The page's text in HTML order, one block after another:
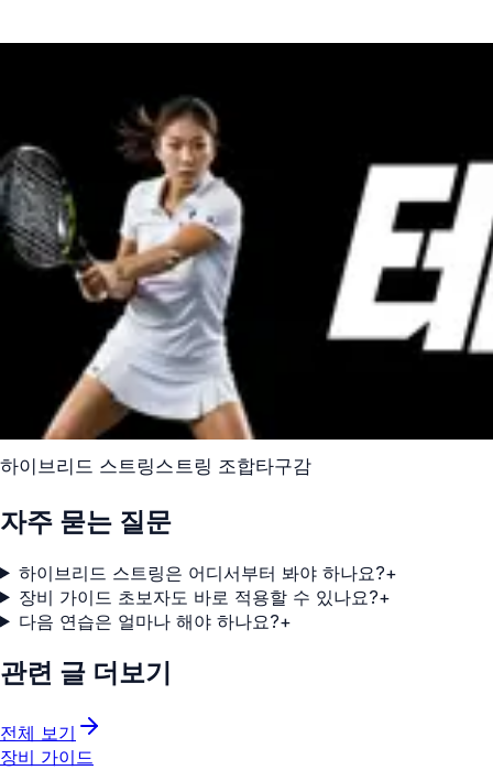
하이브리드 스트링스트링 조합타구감
자주 묻는 질문
하이브리드 스트링은 어디서부터 봐야 하나요?+
장비 가이드 초보자도 바로 적용할 수 있나요?+
다음 연습은 얼마나 해야 하나요?+
관련 글 더보기
전체 보기
장비 가이드